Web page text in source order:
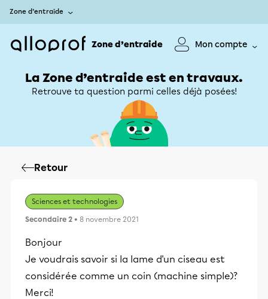
Zone d’entraide
Zone d’entraide Mon compte
La Zone d’entraide est en travaux.
Retrouve ta question parmi celles déjà posées!
Retour
Sciences et technologies
Secondaire 2 • 8 novembre 2021
Bonjour
Je voudrais savoir si la lame d'un ciseau est
considérée comme un coin (machine simple)?
Merci!